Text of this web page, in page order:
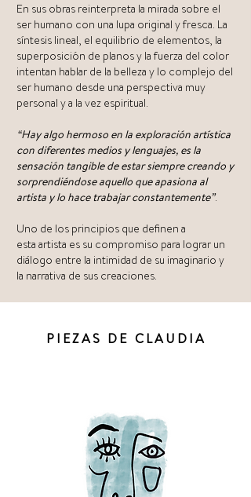
En sus obras reinterpreta la mirada sobre el
ser humano con una lupa original y fresca. La
síntesis lineal, el equilibrio de elementos, la
superposición de planos y la fuerza del color
intentan hablar de la belleza y lo complejo del
ser humano desde una perspectiva muy
personal y a la vez espiritual.
“Hay algo hermoso en la exploración artística
con diferentes medios y lenguajes, es la
sensación tangible de estar siempre creando y
sorprendiéndose aquello que apasiona al
artista y lo hace trabajar constantemente”.
Uno de los principios que definen a
esta artista es su compromiso para lograr un
diálogo entre la intimidad de su imaginario y
la narrativa de sus creaciones.
PIEZAS DE CLAUDIA